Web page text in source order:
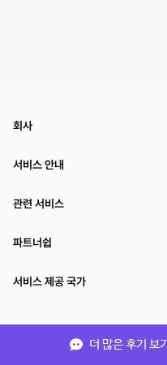
더 많은 후기 보기
회사
서비스 안내
관련 서비스
파트너쉽
서비스 제공 국가
(주)NSPACE 사업자정보